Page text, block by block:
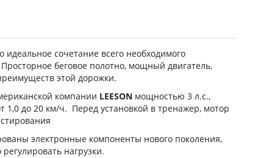
идеальное сочетание всего необходимого
беговое полотно, мощный двигатель,
этой дорожки.
компании LEESON мощностью 3 л.с.,
1,0 до 20 км/ч. Перед установкой в тренажер, мотор
электронные компоненты нового поколения,
нагрузки.